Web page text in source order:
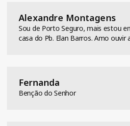
Alexandre Montagens
Sou de Porto Seguro, mais estou
casa do Pb. Elan Barros. Amo ouvir
Fernanda
Benção do Senhor